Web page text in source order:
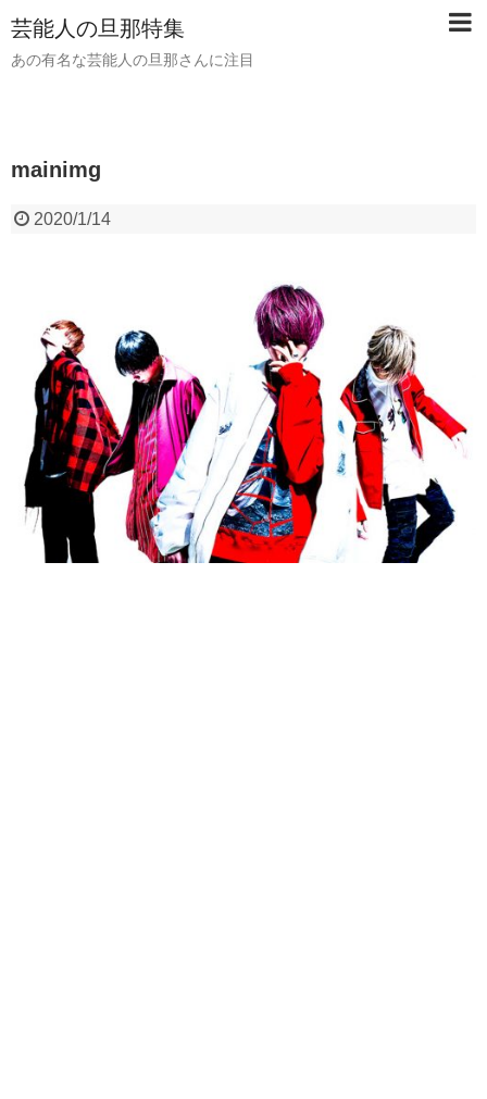
芸能人の旦那特集
あの有名な芸能人の旦那さんに注目
mainimg
2020/1/14